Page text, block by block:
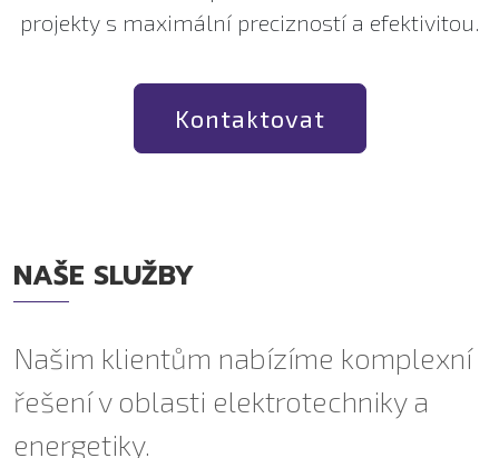
projekty s maximální precizností a efektivitou.
Kontaktovat
NAŠE SLUŽBY
Našim klientům nabízíme komplexní
řešení v oblasti elektrotechniky a
energetiky.